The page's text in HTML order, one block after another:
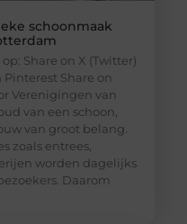
schoonmaak
Share on X (Twitter)
Pinterest Share on
Verenigingen van
van een schoon,
van groot belang.
zoals entrees,
worden dagelijks
Daarom